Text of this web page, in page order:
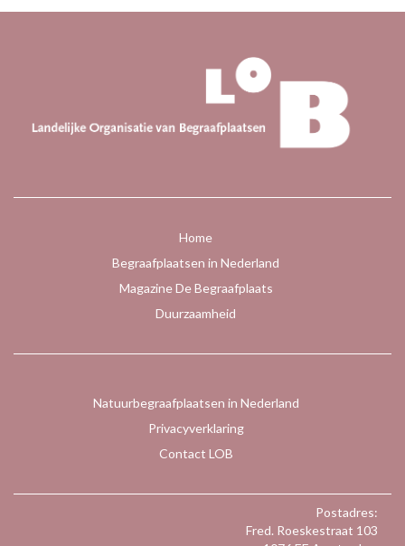
Home
Begraafplaatsen in Nederland
Magazine De Begraafplaats
Duurzaamheid
Natuurbegraafplaatsen in Nederland
Privacyverklaring
Contact LOB
Postadres:
Fred. Roeskestraat 103